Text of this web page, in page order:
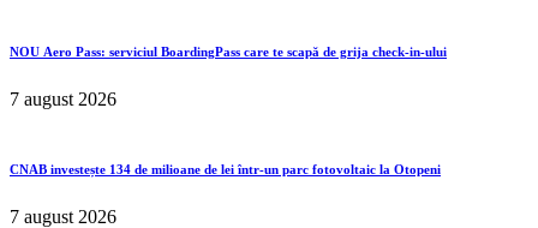
NOU Aero Pass: serviciul BoardingPass care te scapă de grija check-in-ului
7 august 2026
CNAB investește 134 de milioane de lei într-un parc fotovoltaic la Otopeni
7 august 2026